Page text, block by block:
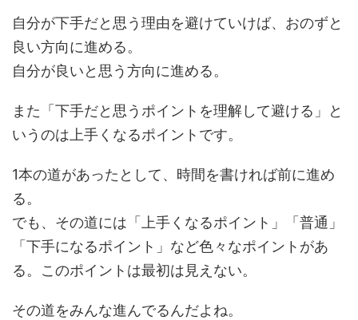
自分が下手だと思う理由を避けていけば、おのずと
良い方向に進める。
自分が良いと思う方向に進める。
また「下手だと思うポイントを理解して避ける」と
いうのは上手くなるポイントです。
1本の道があったとして、時間を書ければ前に進め
る。
でも、その道には「上手くなるポイント」「普通」
「下手になるポイント」など色々なポイントがあ
る。このポイントは最初は見えない。
その道をみんな進んでるんだよね。